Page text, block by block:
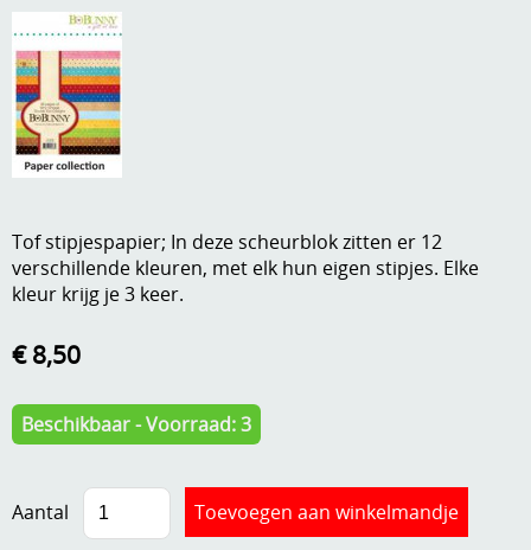
A, ja, op is op
Aanbiedingen
Andere
Boeken en magazines
DVD-CD
Embossen
Handige extra's
Hout , MDF, kartonmateriaal, steen
Kleurmateriaal-tekenmateriaal
Kneedmateriaal
Algemene voorwaarden
Verzend - en verpakkingsk
Mijn account
Anders creatief
Tof stipjespapier; In deze scheurblok zitten er 12
verschillende kleuren, met elk hun eigen stipjes. Elke
kleur krijg je 3 keer.
€ 8,50
Beschikbaar - Voorraad: 3
Aantal